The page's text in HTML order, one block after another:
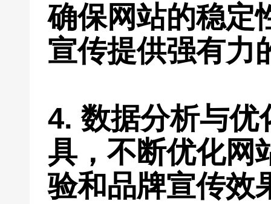
确保网站的稳定
宣传提供强有力
4. 数据分析与优
具，不断优化网
验和品牌宣传效